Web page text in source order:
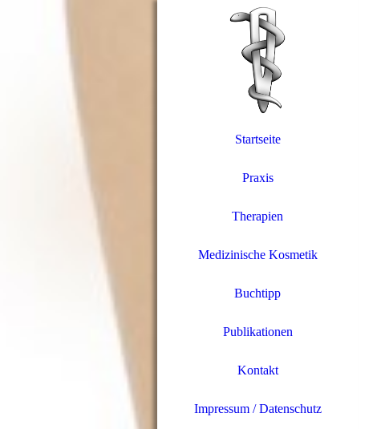
Startseite
Praxis
Therapien
Medizinische Kosmetik
Buchtipp
Publikationen
Kontakt
Impressum / Datenschutz